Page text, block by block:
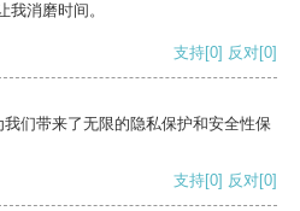
消磨时间。
支持[0] 反对[0]
们带来了无限的隐私保护和安全性保
支持[0] 反对[0]